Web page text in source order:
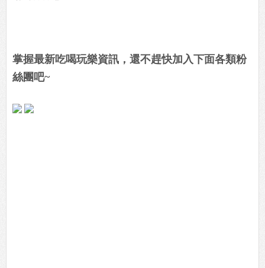
掌握最新吃喝玩樂資訊，還不趕快加入下面各類粉
絲團吧~